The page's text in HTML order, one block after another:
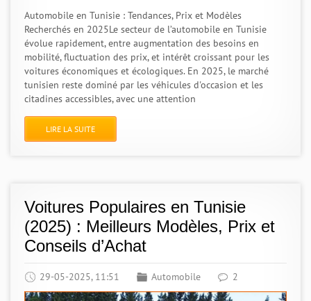
Automobile en Tunisie : Tendances, Prix et Modèles
Recherchés en 2025Le secteur de l’automobile en Tunisie
évolue rapidement, entre augmentation des besoins en
mobilité, fluctuation des prix, et intérêt croissant pour les
voitures économiques et écologiques. En 2025, le marché
tunisien reste dominé par les véhicules d'occasion et les
citadines accessibles, avec une attention
LIRE LA SUITE
Voitures Populaires en Tunisie
(2025) : Meilleurs Modèles, Prix et
Conseils d’Achat
29-05-2025, 11:51 Automobile 2